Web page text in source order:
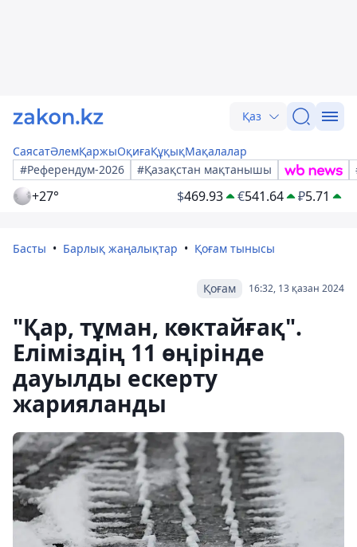
Қаз
СаясатӘлемҚаржыОқиғаҚұқықМақалалар
#Референдум-2026
#Қазақстан мақтанышы
+27° $469.93 €541.64 ₽5.71
Басты Барлық жаңалықтар Қоғам тынысы
16:32, 13 қазан 2024
Қоғам
"Қар, тұман, көктайғақ".
Еліміздің 11 өңірінде
дауылды ескерту
жарияланды